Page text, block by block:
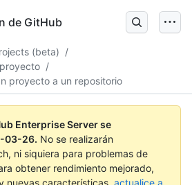
de GitHub
(beta) /
/
proyecto a un repositorio
Enterprise Server se
03-26. No se realizarán
ni siquiera para problemas de
obtener rendimiento mejorado,
nuevas características, actualice a